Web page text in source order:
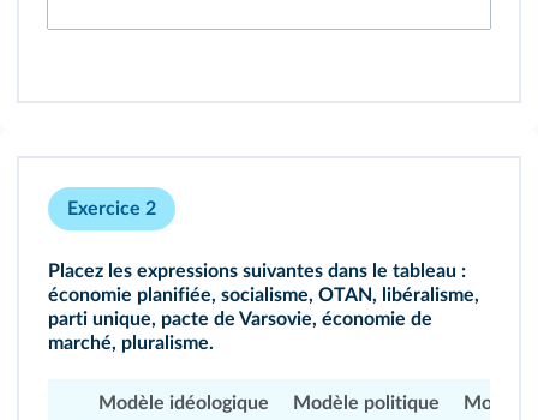
Exercice 2
Placez les expressions suivantes dans le tableau :
économie planifiée, socialisme, OTAN, libéralisme,
parti unique, pacte de Varsovie, économie de
marché, pluralisme.
Modèle idéologique Modèle politique Modèle